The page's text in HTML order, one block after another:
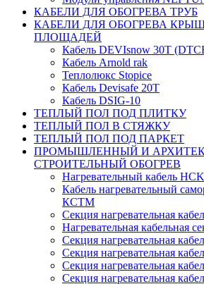
КАБЕЛИ ДЛЯ ОБОГРЕВА ТРУБ
КАБЕЛИ ДЛЯ ОБОГРЕВА
ПЛОЩАДЕЙ
Кабель DEVIsnow 30Т
Кабель Arnold rak
Теплолюкс Stopice
Кабель Devisafe 20T
Кабель DSIG-10
ТЕПЛЫЙ ПОЛ ПОД ПЛИТКУ
ТЕПЛЫЙ ПОЛ В СТЯЖКУ
ТЕПЛЫЙ ПОЛ ПОД ПАРКЕТ
ПРОМЫШЛЕННЫЙ И
СТРОИТЕЛЬНЫЙ ОБОГРЕВ
Нагревательный кабель
Кабель нагревательный
КСТМ
Секция нагревательная
Нагревательная кабельная
Секция нагревательная
Секция нагревательная
Секция нагревательная
Секция нагревательная